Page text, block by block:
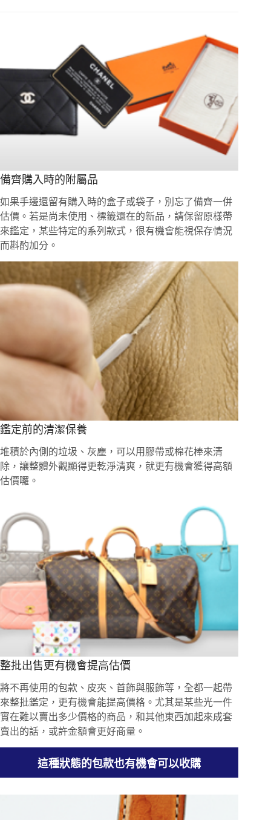
備齊購入時的附屬品
如果手邊還留有購入時的盒子或袋子，別忘了備齊一併
估價。若是尚未使用、標籤還在的新品，請保留原樣帶
來鑑定，某些特定的系列款式，很有機會能視保存情況
而斟酌加分。
鑑定前的清潔保養
堆積於內側的垃圾、灰塵，可以用膠帶或棉花棒來清
除，讓整體外觀顯得更乾淨清爽，就更有機會獲得高額
估價囉。
整批出售更有機會提高估價
將不再使用的包款、皮夾、首飾與服飾等，全都一起帶
來整批鑑定，更有機會能提高價格。尤其是某些光一件
實在難以賣出多少價格的商品，和其他東西加起來成套
賣出的話，或許金額會更好商量。
這種狀態的包款也有機會可以收購